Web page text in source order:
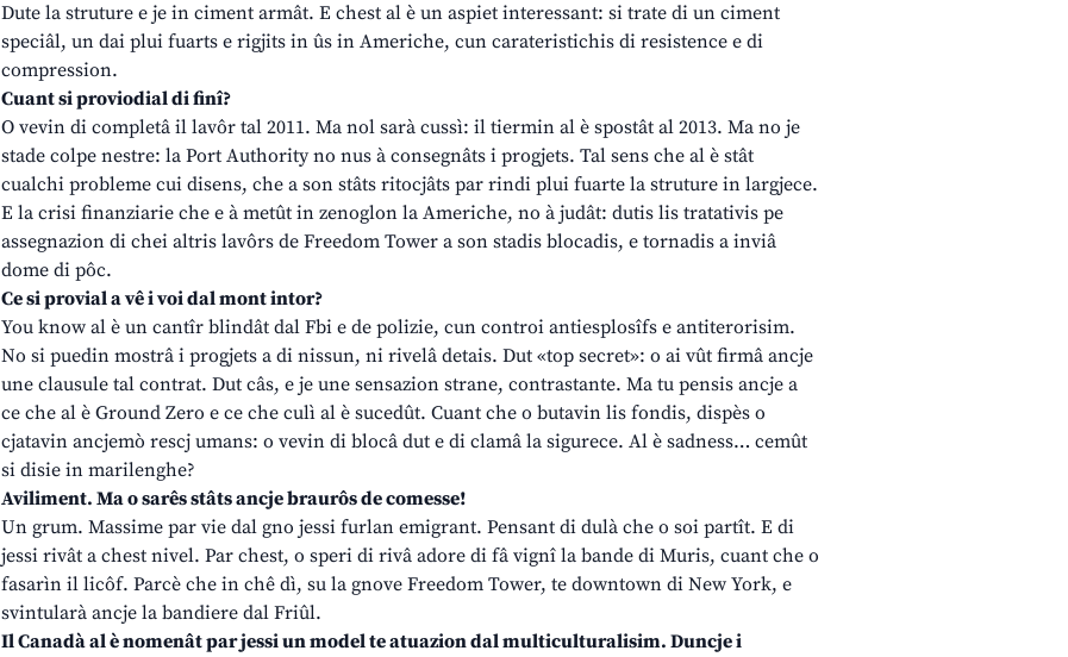
Dute la struture e je in ciment armât. E chest al è un aspiet interessant: si trate di un ciment
speciâl, un dai plui fuarts e rigjits in ûs in Americhe, cun carateristichis di resistence e di
compression.
Cuant si proviodial di finî?
O vevin di completâ il lavôr tal 2011. Ma nol sarà cussì: il tiermin al è spostât al 2013. Ma no je
stade colpe nestre: la Port Authority no nus à consegnâts i progjets. Tal sens che al è stât
cualchi probleme cui disens, che a son stâts ritocjâts par rindi plui fuarte la struture in largjece.
E la crisi finanziarie che e à metût in zenoglon la Americhe, no à judât: dutis lis tratativis pe
assegnazion di chei altris lavôrs de Freedom Tower a son stadis blocadis, e tornadis a inviâ
dome di pôc.
Ce si provial a vê i voi dal mont intor?
You know al è un cantîr blindât dal Fbi e de polizie, cun controi antiesplosîfs e antiterorisim.
No si puedin mostrâ i progjets a di nissun, ni rivelâ detais. Dut «top secret»: o ai vût firmâ ancje
une clausule tal contrat. Dut câs, e je une sensazion strane, contrastante. Ma tu pensis ancje a
ce che al è Ground Zero e ce che culì al è sucedût. Cuant che o butavin lis fondis, dispès o
cjatavin ancjemò rescj umans: o vevin di blocâ dut e di clamâ la sigurece. Al è sadness… cemût
si disie in marilenghe?
Aviliment. Ma o sarês stâts ancje braurôs de comesse!
Un grum. Massime par vie dal gno jessi furlan emigrant. Pensant di dulà che o soi partît. E di
jessi rivât a chest nivel. Par chest, o speri di rivâ adore di fâ vignî la bande di Muris, cuant che o
fasarìn il licôf. Parcè che in chê dì, su la gnove Freedom Tower, te downtown di New York, e
svintularà ancje la bandiere dal Friûl.
Il Canadà al è nomenât par jessi un model te atuazion dal multiculturalisim. Duncje i